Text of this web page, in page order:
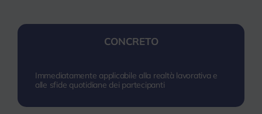
CONCRETO
Immediatamente applicabile alla realtà lavorativa e
alle sfide quotidiane dei partecipanti